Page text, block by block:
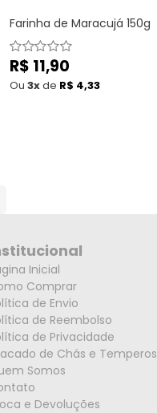
Farinha de Maracujá 150g
Preço
normal
R$ 11,90
Ou 3xde R$ 4,33
Inicial
Comprar
de Envio
de Reembolso
de Privacidade
de Chás e Temperos
Somos
e Devoluções